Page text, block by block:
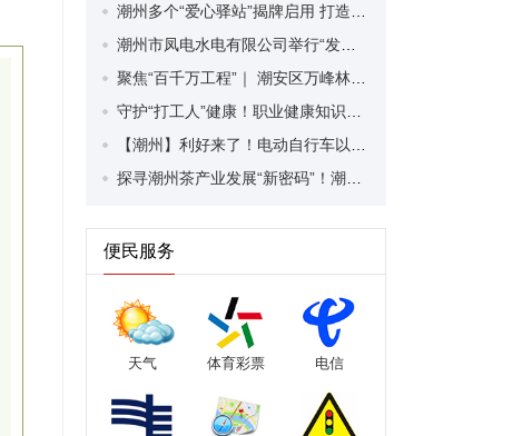
便民服务
天气 体育彩票 电信